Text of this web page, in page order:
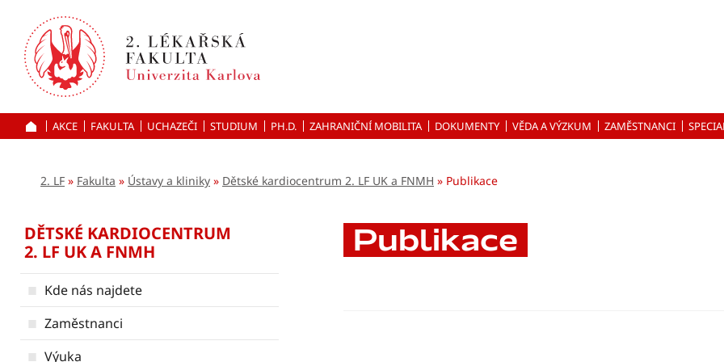
k hlavnímu
obsahu
ÚVOD
AKCE FAKULTA UCHAZEČI STUDIUM PH.D. ZAHRANIČNÍ MOBILITA DOKUMENTY VĚDA A VÝZKUM ZAMĚSTNANCI
2. LF Fakulta Ústavy a kliniky Dětské kardiocentrum 2. LF UK a FNMH Publikace
DĚTSKÉ KARDIOCENTRUM
2. LF UK A FNMH
Kde nás najdete
Zaměstnanci
Výuka
Publikace